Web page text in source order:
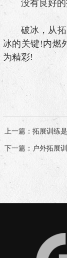
没有良好的
破冰，从拓
冰的关键!内燃
为精彩!
上一篇：拓展训练
下一篇：户外拓展